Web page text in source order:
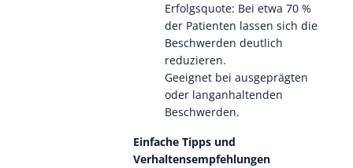
Erfolgsquote: Bei etwa 70 %
der Patienten lassen sich die
Beschwerden deutlich
reduzieren.
Geeignet bei ausgeprägten
oder langanhaltenden
Beschwerden.
Einfache Tipps und
Verhaltensempfehlungen